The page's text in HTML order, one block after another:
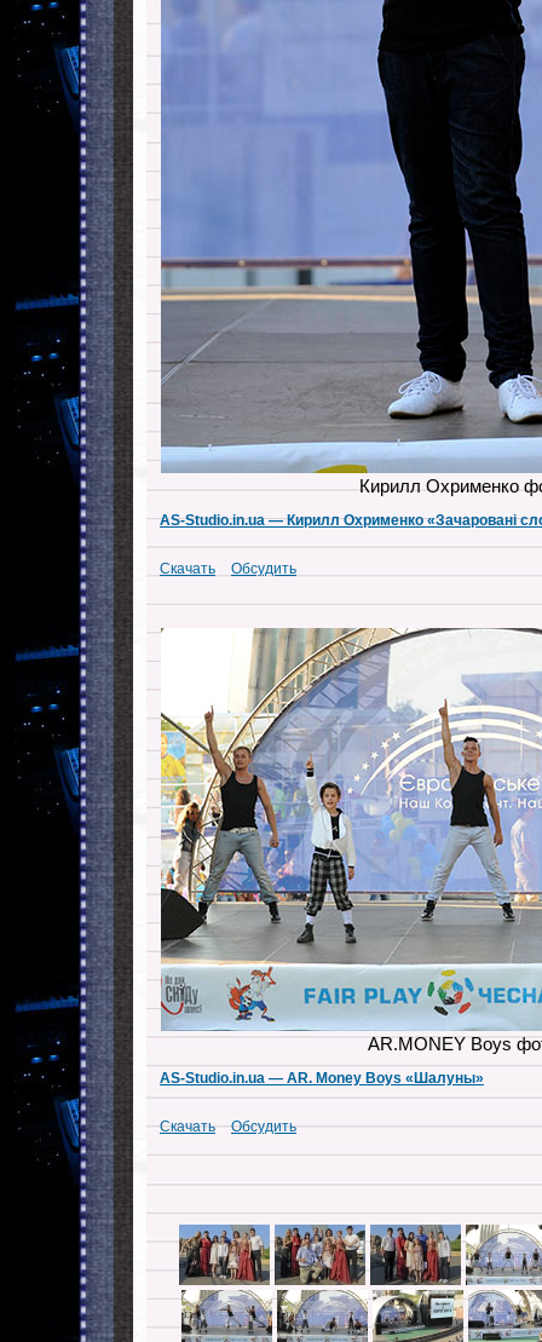
Кирилл Охрименко
AS-Studio.in.ua — Кирилл Охрименко «Зачарованi
Скачать Обсудить
AR.MONEY Boys
AS-Studio.in.ua — AR. Money Boys «Шалуны»
Скачать Обсудить